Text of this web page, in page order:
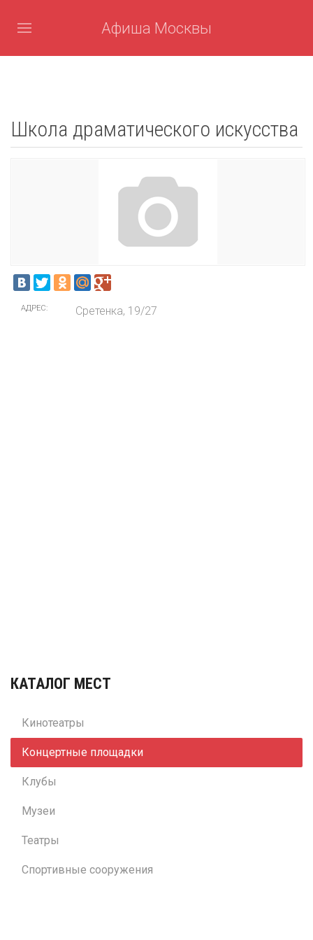
Афиша Москвы
Школа драматического искусства
АДРЕС: Сретенка, 19/27
КАТАЛОГ МЕСТ
Кинотеатры
Концертные площадки
Клубы
Музеи
Театры
Спортивные сооружения